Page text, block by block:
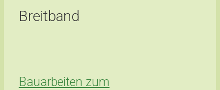
Breitband
Bauarbeiten zum